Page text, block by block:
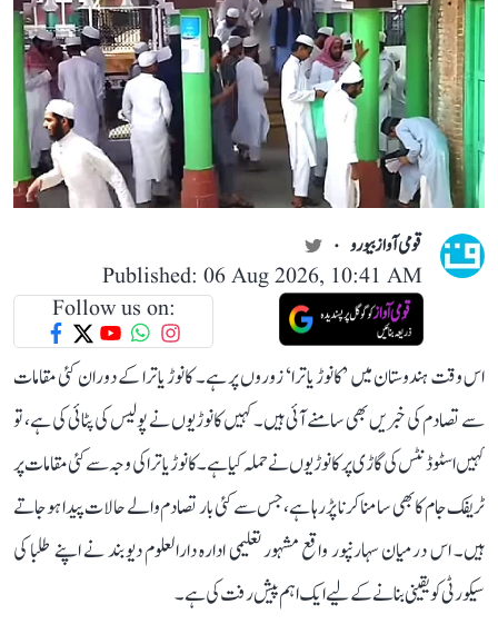
قومی آواز بیورو
Published: 06 Aug 2026, 10:41 AM
Follow us on:
اس وقت ہندوستان میں ’کانوڑ یاترا‘ زوروں پر ہے۔ کانوڑ یاترا کے دوران کئی مقامات
سے تصادم کی خبریں بھی سامنے آئی ہیں۔ کہیں کانوڑیوں نے پولیس کی پٹائی کی ہے، تو
کہیں اسٹوڈنٹس کی گاڑی پر کانوڑیوں نے حملہ کیا ہے۔ کانوڑ یاترا کی وجہ سے کئی مقامات پر
ٹریفک جام کا بھی سامنا کرنا پڑ رہا ہے، جس سے کئی بار تصادم والے حالات پیدا ہو جاتے
ہیں۔ اس درمیان سہارنپور واقع مشہور تعلیمی ادارہ دارالعلوم دیوبند نے اپنے طلبا کی
سیکورٹی کو یقینی بنانے کے لیے ایک اہم پیش رفت کی ہے۔